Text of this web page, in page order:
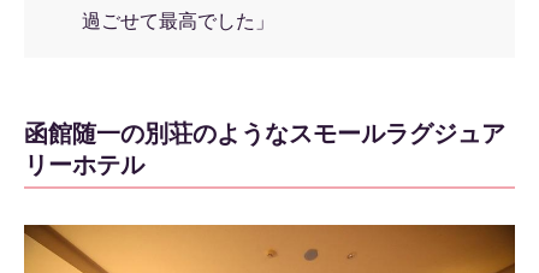
過ごせて最高でした」
函館随一の別荘のようなスモールラグジュア
リーホテル